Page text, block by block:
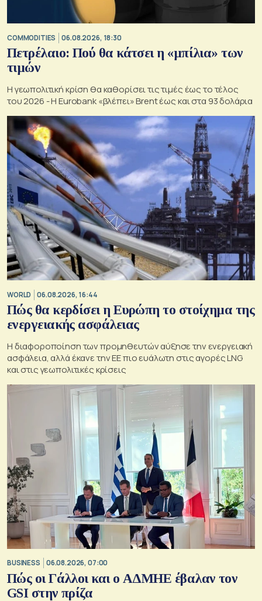
COMMODITIES 06.08.2026, 18:30
Πετρέλαιο: Πού θα κάτσει η «μπίλια» των
τιμών
Η γεωπολιτική κρίση θα καθορίσει τις τιμές έως το τέλος
του 2026 - Η Eurobank «βλέπει» Brent έως και στα 93 δολάρια
WORLD 06.08.2026, 16:44
Πώς θα κερδίσει η Ευρώπη το στοίχημα της
ενεργειακής ασφάλειας
Η διαφοροποίηση των προμηθευτών αύξησε την ενεργειακή
ασφάλεια, αλλά έκανε την ΕΕ πιο ευάλωτη στις αγορές LNG
και στις γεωπολιτικές κρίσεις
BUSINESS 06.08.2026, 07:00
Πώς οι Γάλλοι και ο ΑΔΜΗΕ έβαλαν τον
GSI στην πρίζα